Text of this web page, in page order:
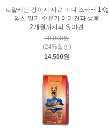
로얄캐닌 강아지 사료 미니 스타터 1Kg
임신 말기 수유기 어미견과 생후
2개월까지의 유아견
19,000원
(24%할인)
14,500원